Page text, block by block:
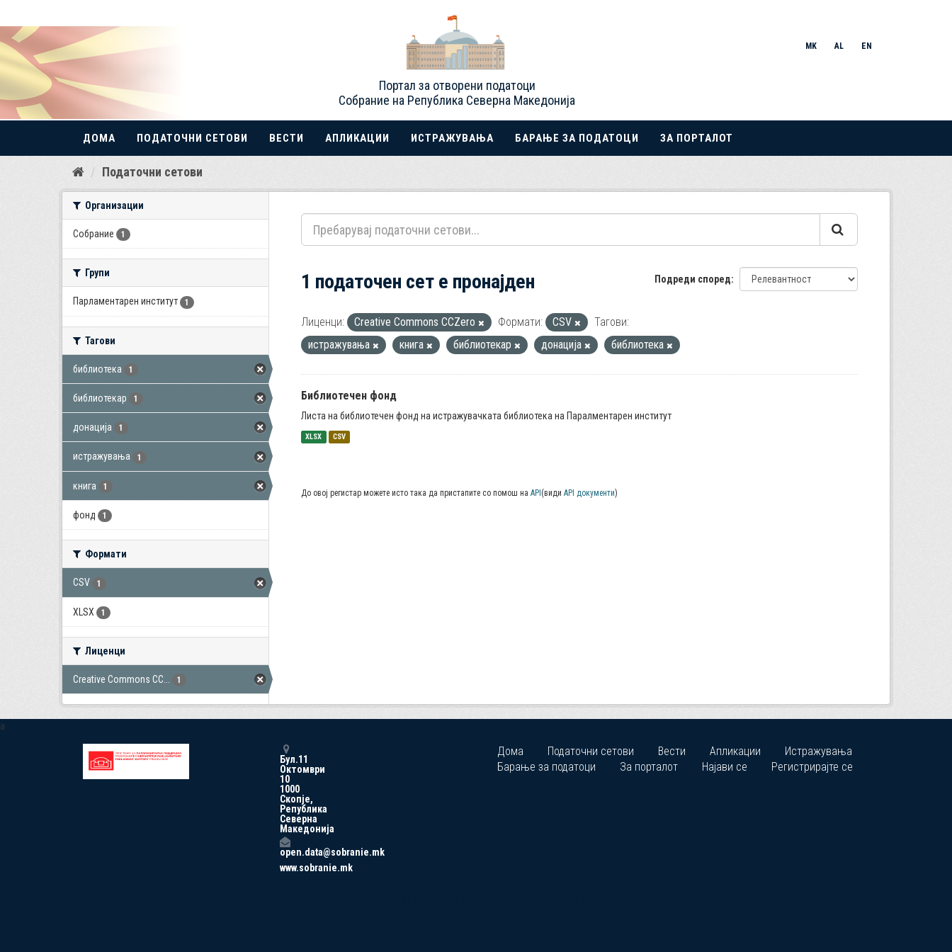
Прескокнете
Портал за отворени податоци
Собрание на Република Северна Македонија
MK AL EN
ДОМА ПОДАТОЧНИ СЕТОВИ ВЕСТИ АПЛИКАЦИИ ИСТРАЖУВАЊА БАРАЊЕ ЗА ПОДАТОЦИ ЗА ПОРТАЛОТ
Податочни сетови
Организации
Собрание 1
Групи
Парламентарен институт 1
Тагови
библиотека 1
библиотекар 1
донација 1
истражувања 1
книга 1
фонд 1
Формати
CSV 1
XLSX 1
Лиценци
Creative Commons CC... 1
Подреди според
1 податочен сет е пронајден
Лиценци: Creative Commons CCZero Формати: CSV
Тагови:
истражувања
книга библиотекар донација библиотека
Библиотечен фонд
Листа на библиотечен фонд на истражувачката библиотека на Паралментарен институт
XLSX CSV
До овој регистар можете исто така да пристапите со помош на API (види API документи)
a
Бул.11
Октомври
10
1000
Скопје,
Република
Северна
Македонија
open.data@sobranie.mk
www.sobranie.mk
Дома Податочни сетови Вести Апликации
Истражувања
Барање за податоци
За порталот Најави се Регистрирајте се